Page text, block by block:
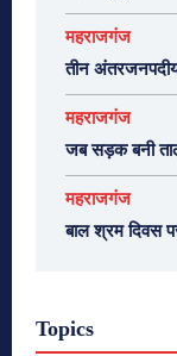
महराजगंज
तीन अंतरजनपदीय
महराजगंज
जब सड़क बनी
महराजगंज
बाल श्रम दिवस
Topics